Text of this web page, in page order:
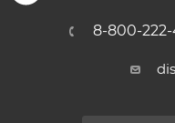
8-800-